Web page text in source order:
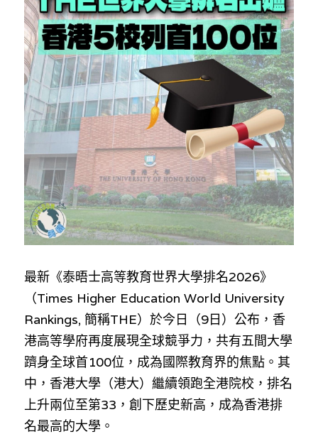
反華推手懶人包
民主派騙案十式
反華推手起底
美西霸凌內幕
美西極權主義
真相直擊
極端暴恐實錄
KOL 專欄
林淑芳專欄
屈穎妍專欄
朱庭萱專欄
莫綺琪專欄
黃萬成專欄
招國偉專欄
高松傑專欄
林伯強專欄
馮煒光專欄
趙處機專欄
KOL 精選
大衛sir專欄
曾子晴 - 晴深直說
絕密法庭檔案
醫院口岸爆炸案
屠龍小隊案
黎智英案審訊
支聯會案
35+顛覆案
生活
吃喝玩指南
休閒好介紹
親子
花生仔漫畫週記
關於我們
人才招聘
投稿熱線
商戶合作
支持讚助
條款及細則
關於我們
繁體中文
繁體中文
English
最新《泰晤士高等教育世界大學排名2026》
（Times Higher Education World University
Rankings, 簡稱THE）於今日（9日）公布，香
港高等學府再度展現全球競爭力，共有五間大學
躋身全球首100位，成為國際教育界的焦點。其
中，香港大學（港大）繼續領跑全港院校，排名
上升兩位至第33，創下歷史新高，成為香港排
名最高的大學。